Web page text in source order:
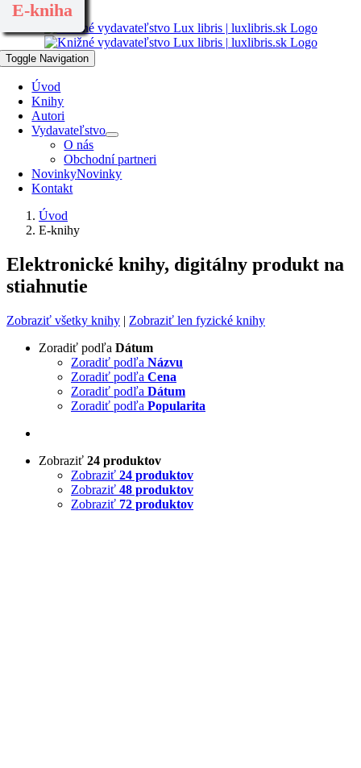
Skip to content
Toggle Navigation
Úvod
Knihy
Autori
Vydavateľstvo
O nás
Obchodní partneri
NovinkyNovinky
Kontakt
Úvod
E-knihy
Elektronické knihy, digitálny produkt na
stiahnutie
Zobraziť všetky knihy | Zobraziť len fyzické knihy
Zoradiť podľa Dátum
Zoradiť podľa Názvu
Zoradiť podľa Cena
Zoradiť podľa Dátum
Zoradiť podľa Popularita
Zobraziť 24 produktov
Zobraziť 24 produktov
Zobraziť 48 produktov
Zobraziť 72 produktov
E-kniha
E-kniha